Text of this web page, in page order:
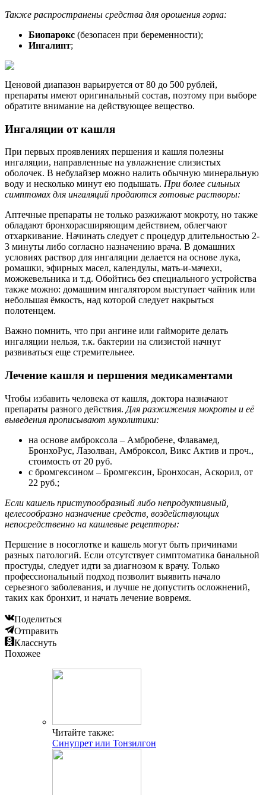
Также распространены средства для орошения горла:
Биопарокс (безопасен при беременности);
Ингалипт;
Ценовой диапазон варьируется от 80 до 500 рублей,
препараты имеют оригинальный состав, поэтому при выборе
обратите внимание на действующее вещество.
Ингаляции от кашля
При первых проявлениях першения и кашля полезны
ингаляции, направленные на увлажнение слизистых
оболочек. В небулайзер можно налить обычную минеральную
воду и несколько минут ею подышать. При более сильных
симптомах для ингаляций продаются готовые растворы:
Аптечные препараты не только разжижают мокроту, но также
обладают бронхорасширяющим действием, облегчают
отхаркивание. Начинать следует с процедур длительностью 2-
3 минуты либо согласно назначению врача. В домашних
условиях раствор для ингаляции делается на основе лука,
ромашки, эфирных масел, календулы, мать-и-мачехи,
можжевельника и т.д. Обойтись без специального устройства
также можно: домашним ингалятором выступает чайник или
небольшая ёмкость, над которой следует накрыться
полотенцем.
Важно помнить, что при ангине или гайморите делать
ингаляции нельзя, т.к. бактерии на слизистой начнут
развиваться еще стремительнее.
Лечение кашля и першения медикаментами
Чтобы избавить человека от кашля, доктора назначают
препараты разного действия. Для разжижения мокроты и её
выведения прописывают муколитики:
на основе амброксола – Амбробене, Флавамед,
БронхоРус, Лазолван, Амброксол, Викс Актив и проч.,
стоимость от 20 руб.
с бромгексином – Бромгексин, Бронхосан, Аскорил, от
22 руб.;
Если кашель приступообразный либо непродуктивный,
целесообразно назначение средств, воздействующих
непосредственно на кашлевые рецепторы:
Першение в носоглотке и кашель могут быть причинами
разных патологий. Если отсутствует симптоматика банальной
простуды, следует идти за диагнозом к врачу. Только
профессиональный подход позволит выявить начало
серьезного заболевания, и лучше не допустить осложнений,
таких как бронхит, и начать лечение вовремя.
Поделиться
Отправить
Класснуть
Похожее
Читайте также:
Синупрет или Тонзилгон